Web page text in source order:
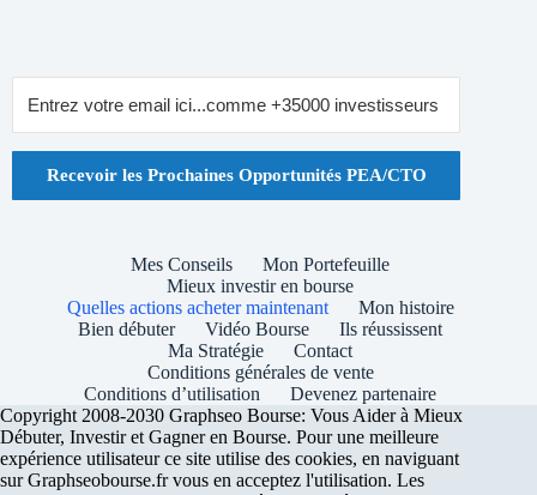
Recevoir les Prochaines Opportunités PEA/CTO
Mes Conseils
Mon Portefeuille
Mieux investir en bourse
Quelles actions acheter maintenant
Mon histoire
Bien débuter
Vidéo Bourse
Ils réussissent
Ma Stratégie
Contact
Conditions générales de vente
Conditions d’utilisation
Devenez partenaire
Copyright 2008-2030 Graphseo Bourse: Vous Aider à Mieux
Débuter, Investir et Gagner en Bourse. Pour une meilleure
expérience utilisateur ce site utilise des cookies, en naviguant
sur Graphseobourse.fr vous en acceptez l'utilisation. Les